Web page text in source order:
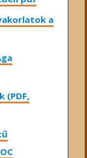
a
(PDF,